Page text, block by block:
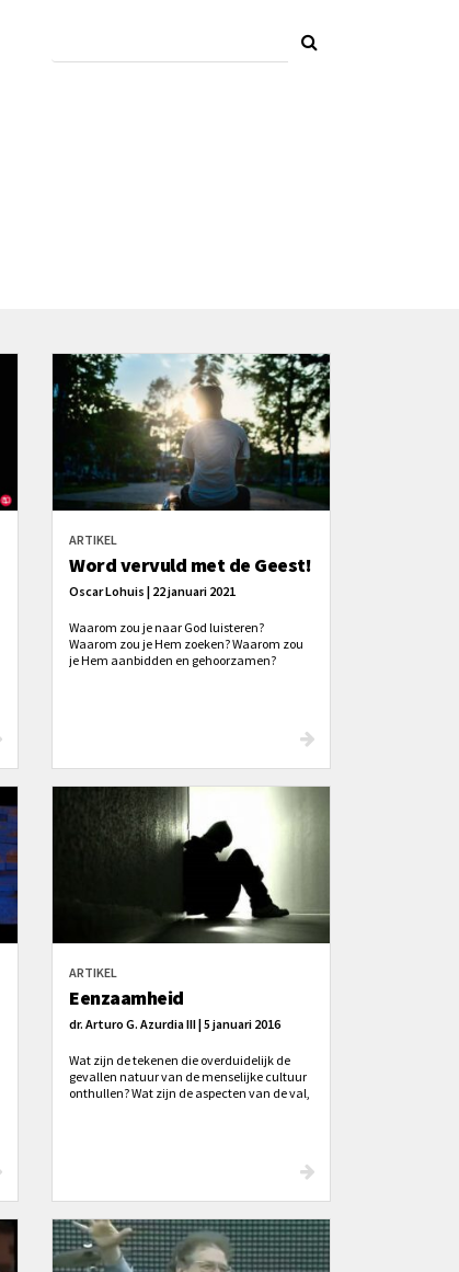
ARTIKEL
Word vervuld met de Geest!
Oscar Lohuis | 22 januari 2021
Waarom zou je naar God luisteren?
Waarom zou je Hem zoeken? Waarom zou
je Hem aanbidden en gehoorzamen?
ARTIKEL
Eenzaamheid
dr. Arturo G. Azurdia III | 5 januari 2016
Wat zijn de tekenen die overduidelijk de
gevallen natuur van de menselijke cultuur
onthullen? Wat zijn de aspecten van de val,
onderdrukking, de leegte van de hebzucht
eenzaamheid van gierigheid.